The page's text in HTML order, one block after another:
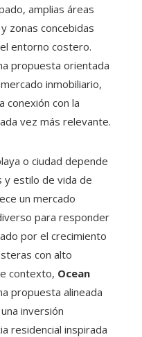
amplias áreas
zonas concebidas
entorno costero.
propuesta orientada
inmobiliario,
conexión con la
vez más relevante.
o ciudad depende
y estilo de vida de
un mercado
para responder
por el crecimiento
con alto
contexto, Ocean
propuesta alineada
inversión
residencial inspirada